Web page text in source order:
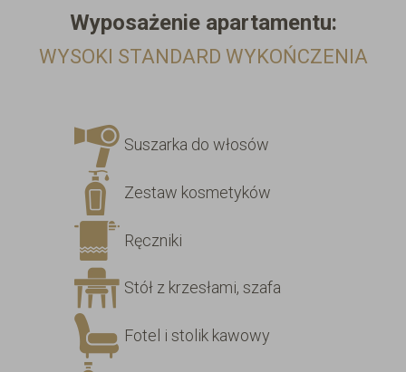
Wyposażenie apartamentu:
WYSOKI STANDARD WYKOŃCZENIA
Suszarka do włosów
Zestaw kosmetyków
Ręczniki
Stół z krzesłami, szafa
Fotel i stolik kawowy